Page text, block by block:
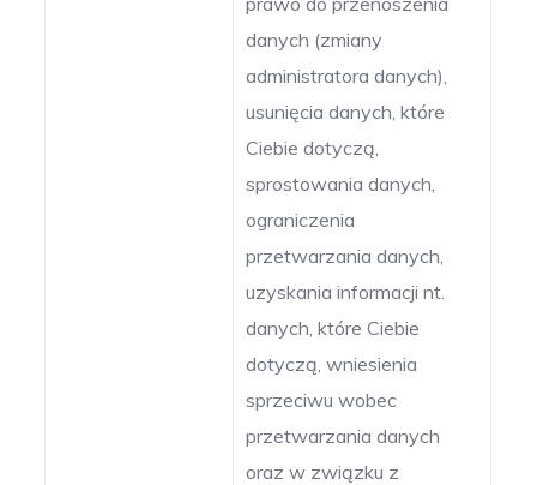
danych (zmiany
administratora danych),
usunięcia danych, które
Ciebie dotyczą,
sprostowania danych,
ograniczenia
przetwarzania danych,
uzyskania informacji nt.
danych, które Ciebie
dotyczą, wniesienia
sprzeciwu wobec
przetwarzania danych
oraz w związku z